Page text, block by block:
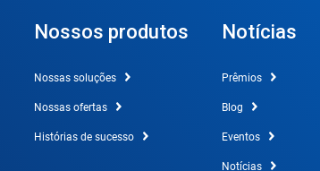
Nossos produtos
Nossas soluções
Nossas ofertas
Histórias de sucesso
Notícias
Prêmios
Blog
Eventos
Notícias